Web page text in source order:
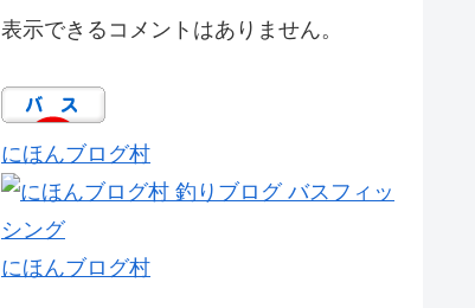
表示できるコメントはありません。
にほんブログ村
にほんブログ村